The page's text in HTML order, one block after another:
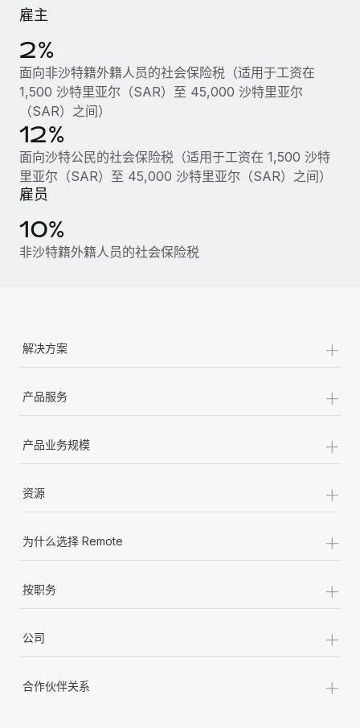
服务
咨询专家
获得全球人力资源与合规方面的专家帮助
背景调查
简化候选人筛选流程
合规守望台
防范合规风险
在全球范围内配置和跟踪 IT 设备
实体设立
福利
轻松管理员工福利
案例研究
Cultivating a Thriving Remote-First Culture in
Partnership with Remote
At a glance Discover the evolution of TheyDo, a pioneering
journey management platform that has...
了解更多
Reverse Tech at a glance Health and wellness startup,
了解更多
薪金与人才洞察
洞察中心
获得支持
查看全部资源
博客
EOR compliance
As the global workforce continues to expand in response
Most teams hear "payroll implementation" and picture a
了解更多
雇主
2%
面向非沙特籍外籍人员的社会保险税（适用于工资在
1,500 沙特里亚尔（SAR）至 45,000 沙特里亚尔
（SAR）之间）
12%
面向沙特公民的社会保险税（适用于工资在 1,500 沙特
里亚尔（SAR）至 45,000 沙特里亚尔（SAR）之间）
雇员
10%
非沙特籍外籍人员的社会保险税
解决方案 +
产品服务 +
产品业务规模 +
资源 +
为什么选择 Remote +
按职务 +
公司 +
合作伙伴关系 +